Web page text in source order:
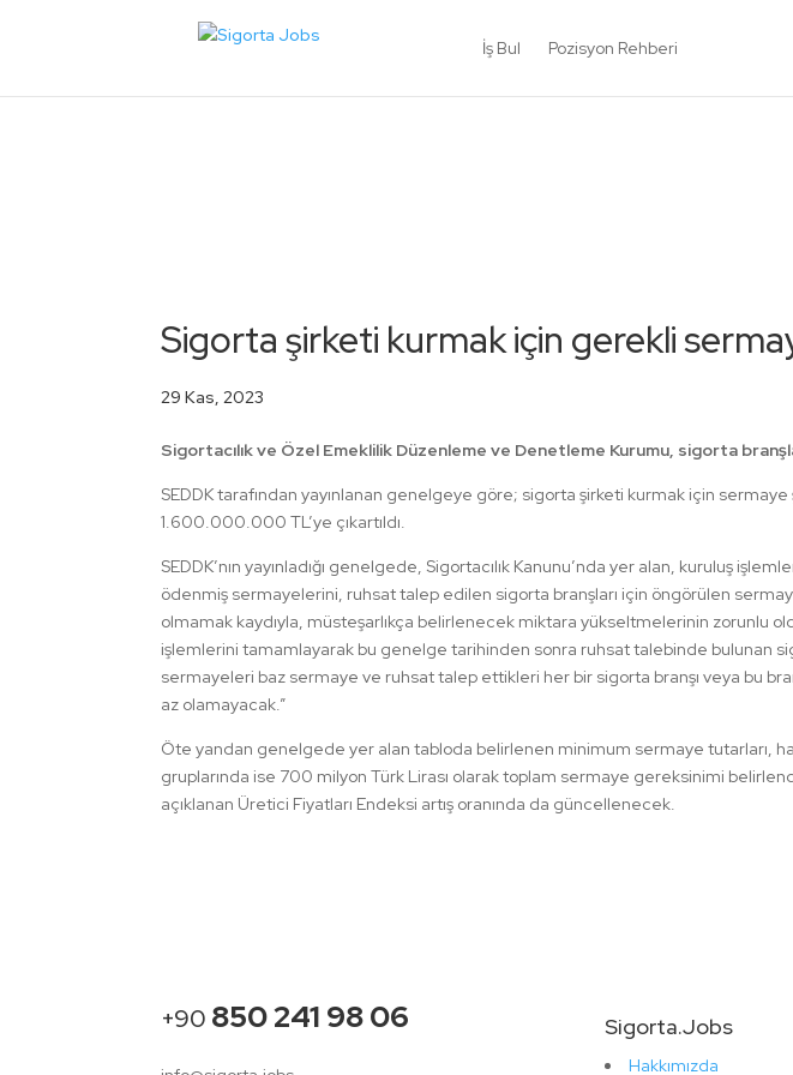
İş Bul Pozisyon Rehberi
Sigorta şirketi kurmak için gerekli
29 Kas, 2023
Sigortacılık ve Özel Emeklilik Düzenleme ve Denetleme Kurumu, sigorta
SEDDK tarafından yayınlanan genelgeye göre; sigorta şirketi kurmak için
1.600.000.000 TL’ye çıkartıldı.
SEDDK’nın yayınladığı genelgede, Sigortacılık Kanunu’nda yer alan, kuruluş
ödenmiş sermayelerini, ruhsat talep edilen sigorta branşları için öngörülen
olmamak kaydıyla, müsteşarlıkça belirlenecek miktara yükseltmelerinin zorunlu
işlemlerini tamamlayarak bu genelge tarihinden sonra ruhsat talebinde bulunan
sermayeleri baz sermaye ve ruhsat talep ettikleri her bir sigorta branşı veya bu
az olamayacak.”
Öte yandan genelgede yer alan tabloda belirlenen minimum sermaye tutarları,
gruplarında ise 700 milyon Türk Lirası olarak toplam sermaye gereksinimi
açıklanan Üretici Fiyatları Endeksi artış oranında da güncellenecek.
+90 850 241 98 06 Sigorta.Jobs
Hakkımızda